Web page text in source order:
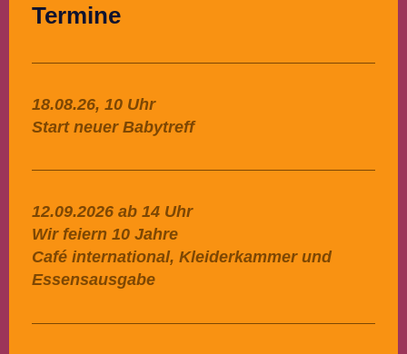
Termine
18.08.26, 10 Uhr
Start neuer Babytreff
12.09.2026 ab 14 Uhr
Wir feiern 10 Jahre
Café international, Kleiderkammer und
Essensausgabe